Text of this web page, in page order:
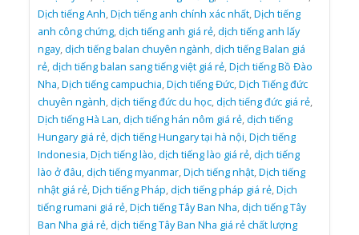
Dịch tiếng Anh,Dịch tiếng anh chính xác nhất,Dịch tiếng
anh công chứng,dịch tiếng anh giá rẻ,dịch tiếng anh lấy
ngay,dịch tiếng balan chuyên ngành,dịch tiếng Balan giá
rẻ,dịch tiếng balan sang tiếng việt giá rẻ,Dịch tiếng Bồ Đào
Nha,Dịch tiếng campuchia,Dịch tiếng Đức,Dịch Tiếng đức
chuyên ngành,dịch tiếng đức du học,dịch tiếng đức giá rẻ,
Dịch tiếng Hà Lan,dịch tiếng hán nôm giá rẻ,dịch tiếng
Hungary giá rẻ,dịch tiếng Hungary tại hà nội,Dịch tiếng
Indonesia,Dịch tiếng lào,dịch tiếng lào giá rẻ,dịch tiếng
lào ở đâu,dịch tiếng myanmar,Dịch tiếng nhật,Dịch tiếng
nhật giá rẻ,Dịch tiếng Pháp,dịch tiếng pháp giá rẻ,Dịch
tiếng rumani giá rẻ,Dịch tiếng Tây Ban Nha,dịch tiếng Tây
Ban Nha giá rẻ,dịch tiếng Tây Ban Nha giá rẻ chất lượng